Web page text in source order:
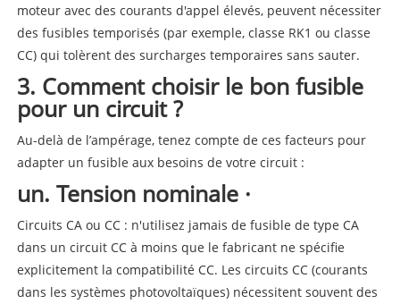
moteur avec des courants d'appel élevés, peuvent nécessiter
des fusibles temporisés (par exemple, classe RK1 ou classe
CC) qui tolèrent des surcharges temporaires sans sauter.
3. Comment choisir le bon fusible
pour un circuit ?
Au-delà de l’ampérage, tenez compte de ces facteurs pour
adapter un fusible aux besoins de votre circuit :
un. Tension nominale ·
Circuits CA ou CC : n'utilisez jamais de fusible de type CA
dans un circuit CC à moins que le fabricant ne spécifie
explicitement la compatibilité CC. Les circuits CC (courants
dans les systèmes photovoltaïques) nécessitent souvent des